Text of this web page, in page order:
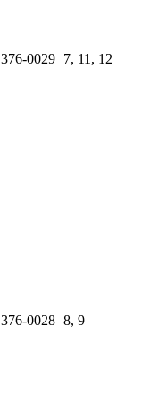
376-0029 7, 11, 12
376-0028 8, 9